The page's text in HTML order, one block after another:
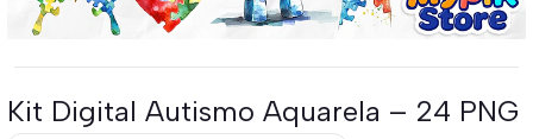
Kit Digital Autismo Aquarela – 24 PNG